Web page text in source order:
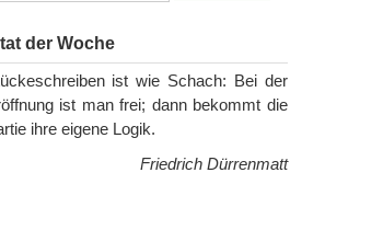
der Woche
ist wie Schach: Bei der
ist man frei; dann bekommt die
ihre eigene Logik.
Friedrich Dürrenmatt